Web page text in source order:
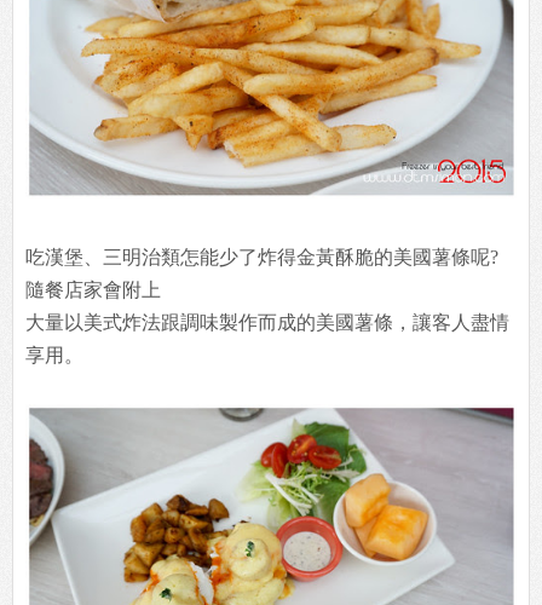
吃漢堡、三明治類怎能少了炸得金黃酥脆的美國薯條呢?
隨餐店家會附上
大量以美式炸法跟調味製作而成的美國薯條，讓客人盡情
享用。